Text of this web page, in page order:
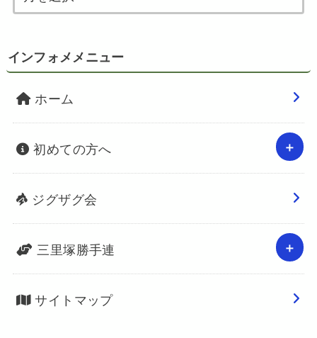
インフォメメニュー
ホーム
初めての方へ
ジグザグ会
三里塚勝手連
サイトマップ